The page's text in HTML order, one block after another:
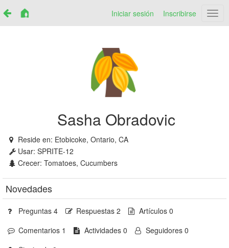
Iniciar sesión Inscribirse
Sasha Obradovic
Reside en: Etobicoke, Ontario, CA
Usar: SPRITE-12
Crecer: Tomatoes, Cucumbers
Novedades
Preguntas 4 Respuestas 2
Artículos 0
Comentarios 1
Actividades 0
Seguidores 0